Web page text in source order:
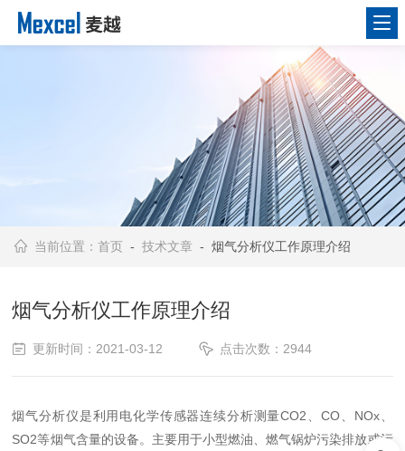
当前位置：首页 -技术文章 - 烟气分析仪工作原理介绍
烟气分析仪工作原理介绍
更新时间：2021-03-12 点击次数：2944
烟气分析仪是利用电化学传感器连续分析测量CO2、CO、NOx、
SO2等烟气含量的设备。主要用于小型燃油、燃气锅炉污染排放或污